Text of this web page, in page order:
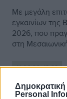
Personal
Με μεγάλη
εγκαινίων
2026, που
στη
11.06.26, 18:38